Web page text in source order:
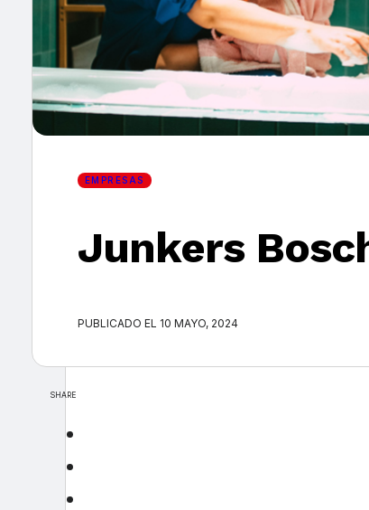
EMPRESAS
Junkers
PUBLICADO EL 10 MAYO, 2024
SHARE